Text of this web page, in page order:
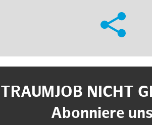
TRAUMJOB NICHT
Abonniere